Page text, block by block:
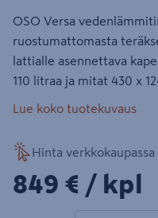
OSO Versa
ruostumattomasta
lattialle asennettava
110 litraa ja mitat 430 x
Lue koko tuotekuvaus
Hinta verkkokaupassa
849€/kpl
849 € / kpl